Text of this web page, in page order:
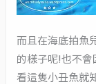
而且在海底拍魚
的樣子呢!也不會
看這隻小丑魚就